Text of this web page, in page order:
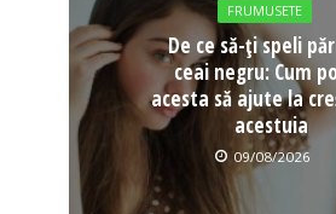
FRUMUSETE
De ce să-ți speli
ceai negru: Cum
acesta să ajute la
acestuia
09/08/2026